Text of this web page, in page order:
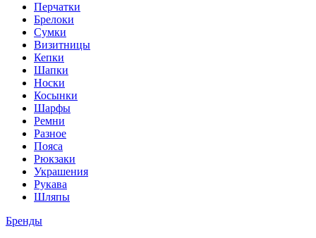
Перчатки
Брелоки
Сумки
Визитницы
Кепки
Шапки
Носки
Косынки
Шарфы
Ремни
Разное
Пояса
Рюкзаки
Украшения
Рукава
Шляпы
Бренды